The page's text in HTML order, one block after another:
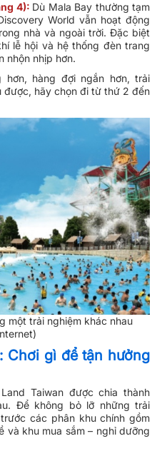
4): Dù Mala Bay thường tạm
World vẫn hoạt động
nhà và ngoài trời. Đặc biệt
lễ hội và hệ thống đèn trang
nhộn nhịp hơn.
hơn, hàng đợi ngắn hơn, trải
được, hãy chọn đi từ thứ 2 đến
một trải nghiệm khác nhau
Chơi gì để tận hưởng
Taiwan được chia thành
Để không bỏ lỡ những trải
các phân khu chính gồm
và khu mua sắm – nghỉ dưỡng